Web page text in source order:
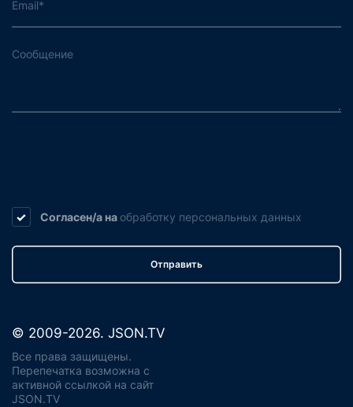
Согласен/а на обработку персональных данных
Отправить
© 2009-2026. JSON.TV
Все права защищены.
Перепечатка возможна с
активной ссылкой на сайт
JSON.TV